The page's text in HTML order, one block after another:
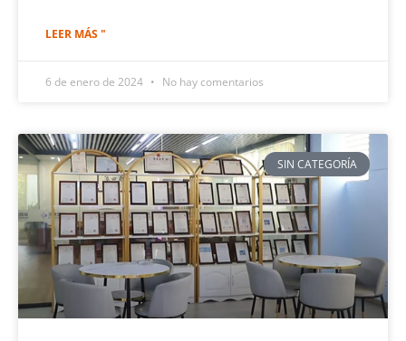
LEER MÁS "
6 de enero de 2024 No hay comentarios
SIN CATEGORÍA